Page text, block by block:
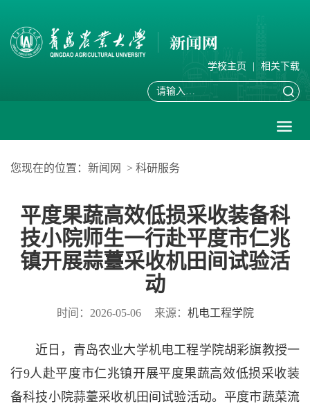
学校主页 相关下载
您现在的位置： 新闻网 > 科研服务
平度果蔬高效低损采收装备科
技小院师生一行赴平度市仁兆
镇开展蒜薹采收机田间试验活
动
时间：2026-05-06 来源： 机电工程学院
近日，青岛农业大学机电工程学院胡彩旗教授一
行9人赴平度市仁兆镇开展平度果蔬高效低损采收装
备科技小院蒜薹采收机田间试验活动。平度市蔬菜流